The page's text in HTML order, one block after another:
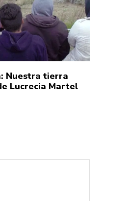
Nuestra tierra
Lucrecia Martel